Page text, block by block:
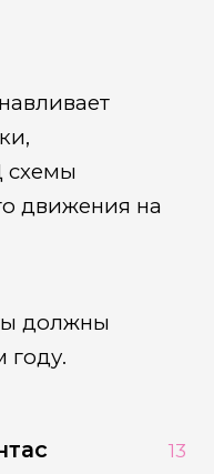
схемы
движения на
должны
году.
13